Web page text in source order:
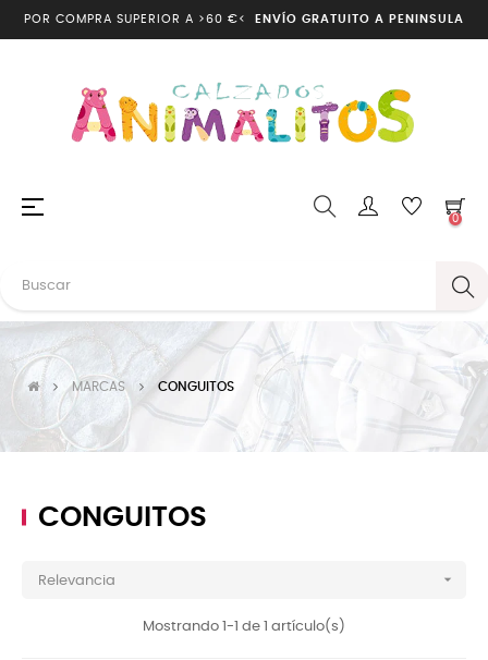
POR COMPRA SUPERIOR A >60 €< ENVÍO GRATUITO A PENINSULA
Navegación
☰
0
MARCAS CONGUITOS
CONGUITOS
Relevancia 
Mostrando 1-1 de 1 artículo(s)